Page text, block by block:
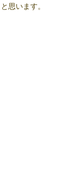
思います。